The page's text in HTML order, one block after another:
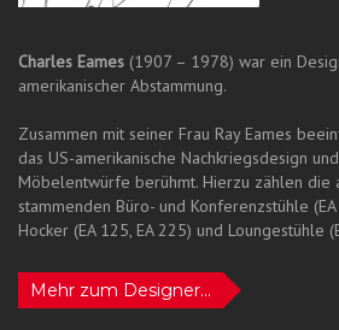
Charles Eames (1907 – 1978) war ein
amerikanischer Abstammung.
Zusammen mit seiner Frau Ray Eames
das US-amerikanische Nachkriegsdesign
Möbelentwürfe berühmt. Hierzu zählen die
stammenden Büro- und Konferenzstühle
Hocker (EA 125, EA 225) und Loungestühle
Mehr zum Designer...